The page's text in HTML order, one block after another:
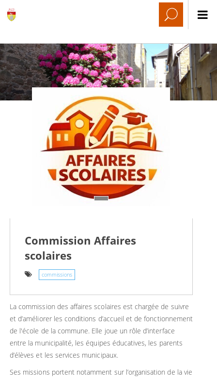
Commission Affaires
scolaires
commissions
La commission des affaires scolaires est chargée de suivre
et d’améliorer les conditions d’accueil et de fonctionnement
de l'école de la commune. Elle joue un rôle d’interface
entre la municipalité, les équipes éducatives, les parents
d’élèves et les services municipaux.
Ses missions portent notamment sur l’organisation de la vie